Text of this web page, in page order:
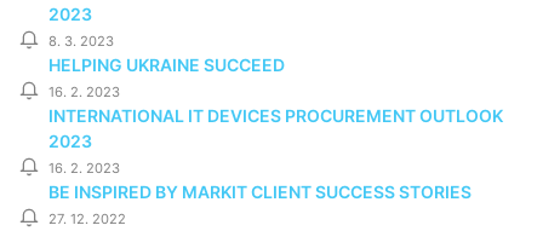
2023
8. 3. 2023
HELPING UKRAINE SUCCEED
16. 2. 2023
INTERNATIONAL IT DEVICES PROCUREMENT OUTLOOK
2023
16. 2. 2023
BE INSPIRED BY MARKIT CLIENT SUCCESS STORIES
27. 12. 2022